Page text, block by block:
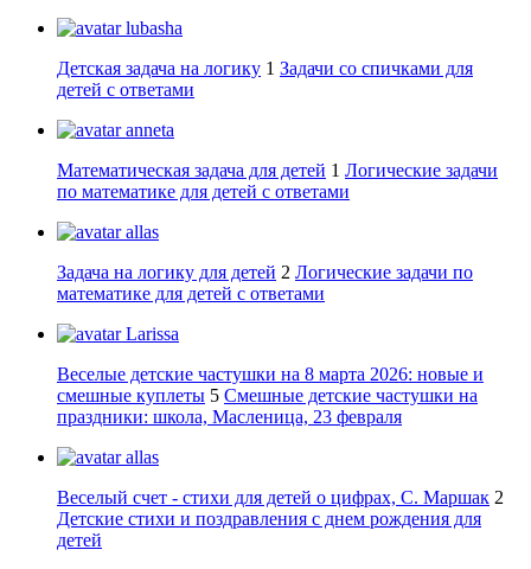
lubasha
Детская задача на логику 1 Задачи со спичками для
детей с ответами
anneta
Математическая задача для детей 1 Логические задачи
по математике для детей с ответами
allas
Задача на логику для детей 2 Логические задачи по
математике для детей с ответами
Larissa
Веселые детские частушки на 8 марта 2026: новые и
смешные куплеты 5 Смешные детские частушки на
праздники: школа, Масленица, 23 февраля
allas
Веселый счет - стихи для детей о цифрах, С. Маршак 2
Детские стихи и поздравления с днем рождения для
детей